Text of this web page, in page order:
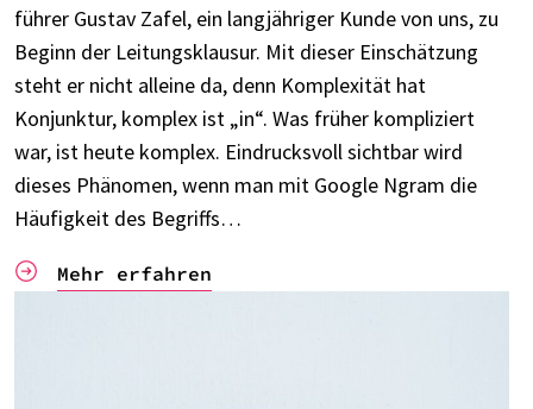
füh­rer Gustav Zafel, ein lang­jäh­ri­ger Kunde von uns, zu
Beginn der Leitungs­klau­sur. Mit dieser Einschät­zung
steht er nicht alleine da, denn Komple­xi­tät hat
Konjunk­tur, komplex ist „in“. Was früher kompli­ziert
war, ist heute komplex. Eindrucks­voll sicht­bar wird
dieses Phäno­men, wenn man mit Google Ngram die
Häufig­keit des Begriffs…
Mehr erfah­ren